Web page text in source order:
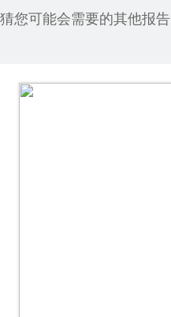
猜您可能会需要的其他报告